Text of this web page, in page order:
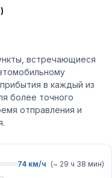
встречающиеся
в каждый из
более точного
отправления и
74 км/ч (~ 29 ч 38 мин)